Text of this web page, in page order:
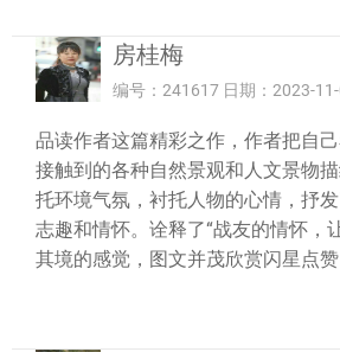
房桂梅
编号：241617 日期：2023-
品读作者这篇精彩之作，作者把自
接触到的各种自然景观和人文景物
托环境气氛，衬托人物的心情，抒
志趣和情怀。诠释了“战友的情怀，
其境的感觉，图文并茂欣赏闪星点赞